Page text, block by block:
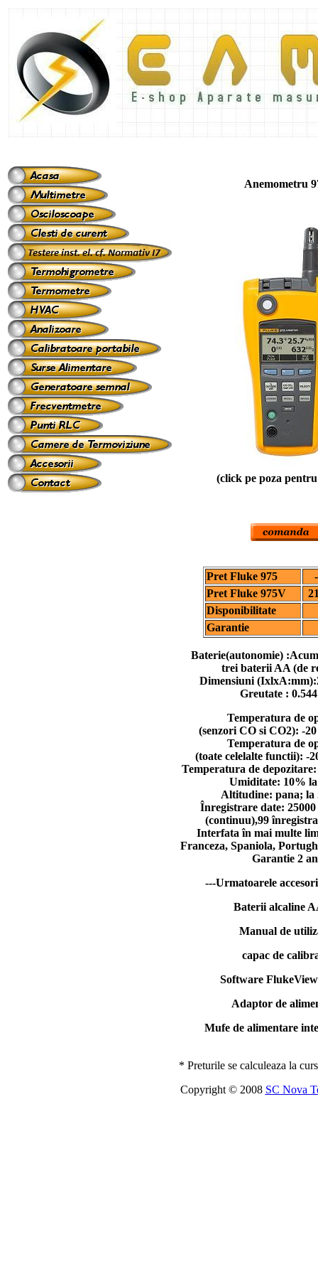
Anemometru
(click pe poza
Pret Fluke 975
Pret Fluke 975V
Disponibilitate
Garantie
Baterie(autonomie)
trei baterii AA (de
Dimensiuni
Greutate :
Temperatura de
(senzori CO si CO2): -20
Temperatura de
(toate celelalte functii): -
Temperatura de depozitare:
Umiditate: 10%
Altitudine: pana; la
Înregistrare date:
(continuu),99
Interfata în mai multe
Franceza, Spaniola,
Garantie 2
---Urmatoarele
Baterii alcaline
Manual de
capac de
Software
Adaptor de
Mufe de alimentare
* Preturile se calculeaza la
Copyright © 2008 SC Nova